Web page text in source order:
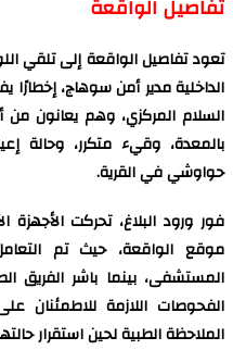
تفاصيل الواقعة
تعود تفاصيل الواقعة إلى تلقي
السلام المركزي، وهم يعانون
بالمعدة، وقيء متكرر، وحالة
حواوشي في القرية.
فور ورود البلاغ، تحركت
موقع الواقعة، حيث تم
المستشفى، بينما باشر الفريق
الفحوصات اللازمة
الملاحظة الطبية لحين استقرار